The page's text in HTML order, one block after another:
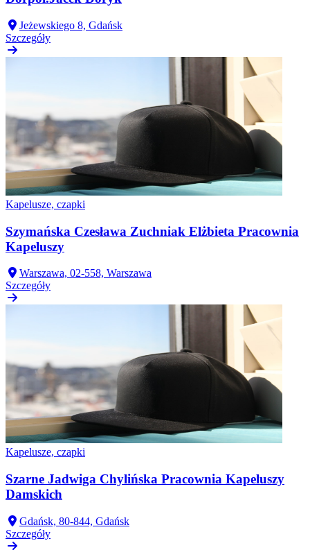
Jeżewskiego 8, Gdańsk
Szczegóły
Kapelusze, czapki
Szymańska Czesława Zuchniak Elżbieta Pracownia
Kapeluszy
Warszawa, 02-558, Warszawa
Szczegóły
Kapelusze, czapki
Szarne Jadwiga Chylińska Pracownia Kapeluszy
Damskich
Gdańsk, 80-844, Gdańsk
Szczegóły